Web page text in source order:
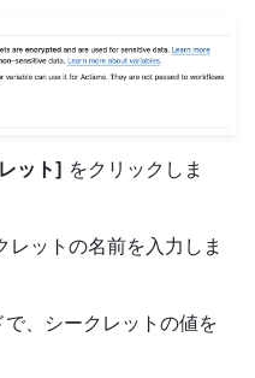
ット] をクリックしま
レットの名前を入力しま
で、シークレットの値を